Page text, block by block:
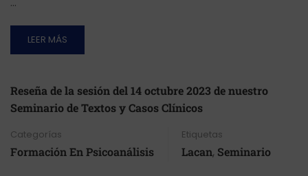
LEER MÁS
Reseña de la sesión del 14 octubre 2023 de nuestro
Seminario de Textos y Casos Clínicos
Categorías
Formación En Psicoanálisis
Etiquetas
Lacan, Seminario